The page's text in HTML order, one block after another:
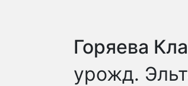
Горяева
урожд.